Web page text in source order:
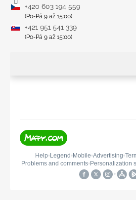
+420 603 194 559
(Po-Pá 9 až 15:00)
+421 951 541 339
(Po-Pá 9 až 15:00)